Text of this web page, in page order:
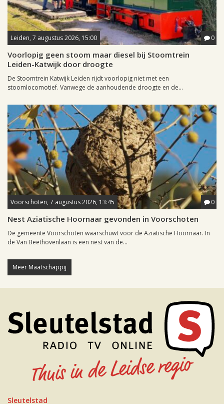
Leiden, 7 augustus 2026, 15:00 0
Voorlopig geen stoom maar diesel bij Stoomtrein
Leiden-Katwijk door droogte
De Stoomtrein Katwijk Leiden rijdt voorlopig niet met een
stoomlocomotief. Vanwege de aanhoudende droogte en de...
Voorschoten, 7 augustus 2026, 13:45 0
Nest Aziatische Hoornaar gevonden in Voorschoten
De gemeente Voorschoten waarschuwt voor de Aziatische Hoornaar. In
de Van Beethovenlaan is een nest van de...
Meer Maatschappij
Sleutelstad